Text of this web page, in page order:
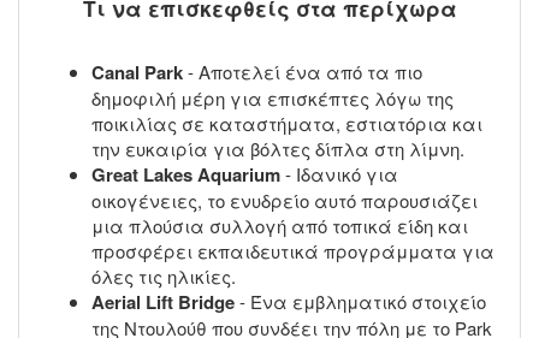
Τι να επισκεφθείς στα περίχωρα
Canal Park- Αποτελεί ένα από τα πιο
δημοφιλή μέρη για επισκέπτες λόγω της
ποικιλίας σε καταστήματα, εστιατόρια και
την ευκαιρία για βόλτες δίπλα στη λίμνη.
Great Lakes Aquarium- Ιδανικό για
οικογένειες, το ενυδρείο αυτό παρουσιάζει
μια πλούσια συλλογή από τοπικά είδη και
προσφέρει εκπαιδευτικά προγράμματα για
όλες τις ηλικίες.
Aerial Lift Bridge- Ένα εμβληματικό στοιχείο
της Ντουλούθ που συνδέει την πόλη με το Park